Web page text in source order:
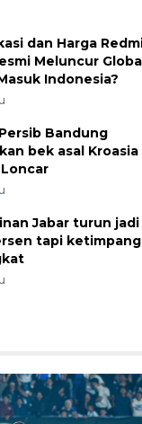
dan Harga
Meluncur
Indonesia?
Bandung
bek asal Kroasia
Jabar turun jadi
tapi